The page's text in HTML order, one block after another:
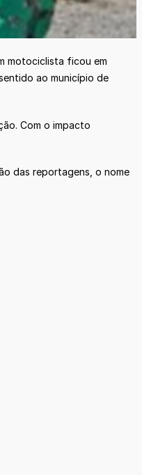
motociclista ficou em
ao município de
Com o impacto
das reportagens, o nome